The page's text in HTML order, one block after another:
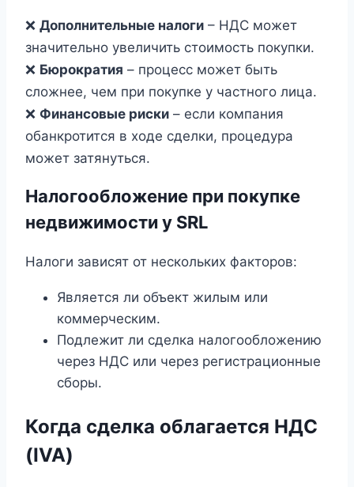
❌ Дополнительные налоги – НДС может
значительно увеличить стоимость покупки.
❌ Бюрократия – процесс может быть
сложнее, чем при покупке у частного лица.
❌ Финансовые риски – если компания
обанкротится в ходе сделки, процедура
может затянуться.
Налогообложение при покупке
недвижимости у SRL
Налоги зависят от нескольких факторов:
Является ли объект жилым или
коммерческим.
Подлежит ли сделка налогообложению
через НДС или через регистрационные
сборы.
Когда сделка облагается НДС
(IVA)